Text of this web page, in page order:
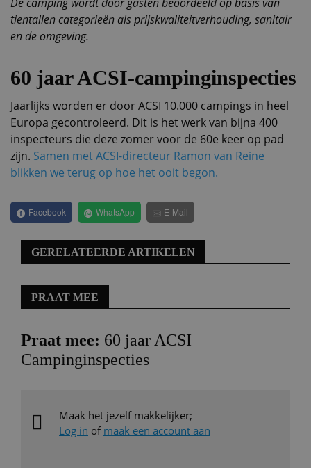
De camping wordt door gasten beoordeeld op basis van
tientallen categorieën als prijskwaliteitverhouding, sanitair
en de omgeving.
60 jaar ACSI-campinginspecties
Jaarlijks worden er door ACSI 10.000 campings in heel
Europa gecontroleerd. Dit is het werk van bijna 400
inspecteurs die deze zomer voor de 60e keer op pad
zijn. Samen met ACSI-directeur Ramon van Reine
blikken we terug op hoe het ooit begon.
Facebook WhatsApp E-Mail
GERELATEERDE ARTIKELEN
PRAAT MEE
Praat mee: 60 jaar ACSI
Campinginspecties
Maak het jezelf makkelijker;
Log in of maak een account aan